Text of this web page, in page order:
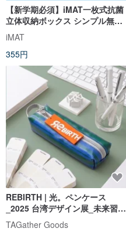
【新学期必須】iMAT一枚式抗菌
立体収納ボックス シンプル無印
DIY折りたたみ式 組み立て
iMAT
355円
REBIRTH | 光。ペンケース
_2025 台湾デザイン展_未来習武
所
TAGather Goods